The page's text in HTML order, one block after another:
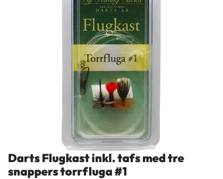
Darts Flugkast inkl. tafs med tre
snappers torrfluga #1